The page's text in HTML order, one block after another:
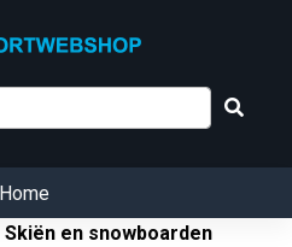
Home
Skiën en snowboarden